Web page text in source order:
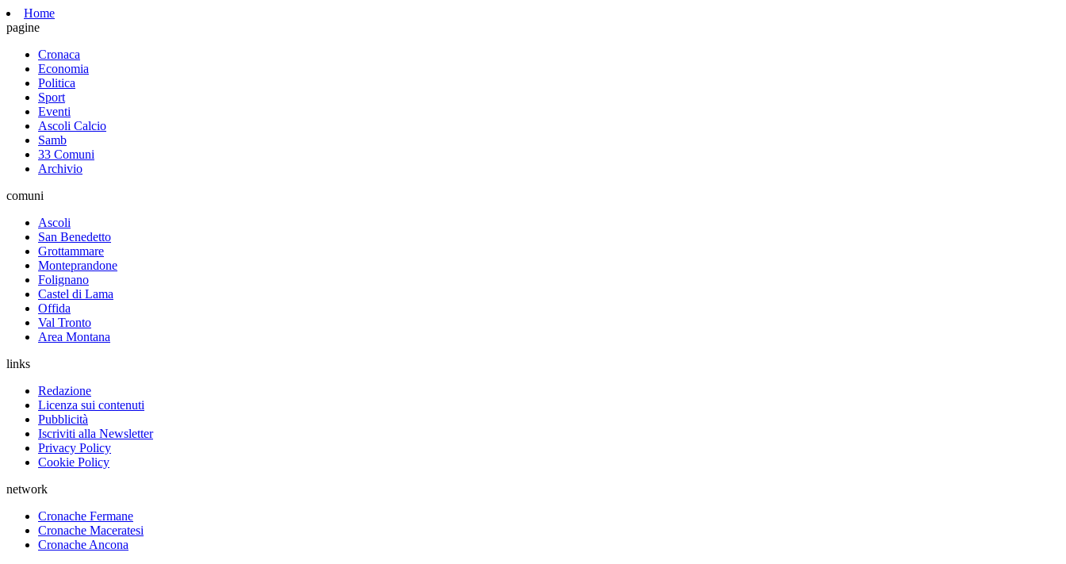
Home
pagine
Cronaca
Economia
Politica
Sport
Eventi
Ascoli Calcio
Samb
33 Comuni
Archivio
comuni
Ascoli
San Benedetto
Grottammare
Monteprandone
Folignano
Castel di Lama
Offida
Val Tronto
Area Montana
links
Redazione
Licenza sui contenuti
Pubblicità
Iscriviti alla Newsletter
Privacy Policy
Cookie Policy
network
Cronache Fermane
Cronache Maceratesi
Cronache Ancona